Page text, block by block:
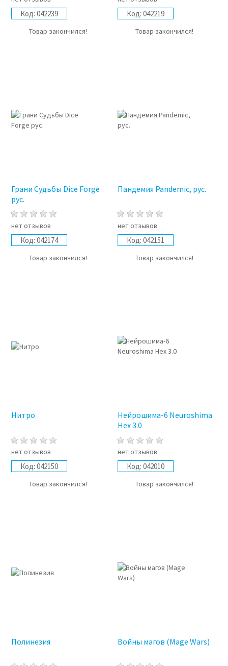
Код: 042239
Товар закончился!
Код: 042219
Товар закончился!
Грани Судьбы Dice Forge
рус.
нет отзывов
Код: 042174
Товар закончился!
Пандемия Pandemic, рус.
нет отзывов
Код: 042151
Товар закончился!
Нитро
нет отзывов
Код: 042150
Товар закончился!
Нейрошима-6 Neuroshima
Hex 3.0
нет отзывов
Код: 042010
Товар закончился!
Полинезия Войны магов (Mage Wars)